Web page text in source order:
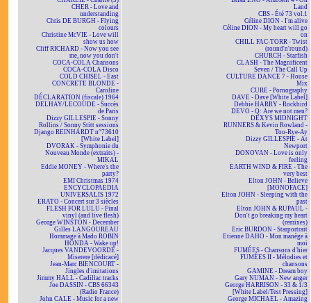
CHER - Love and
understanding
Chris DE BURGH - Flying
colours
Christine McVIE - Love will
show us how
Cliff RICHARD - Now you see
me, now you don't
COCA-COLA Chansons
COCA-COLA Disco
COLD CHISEL - East
CONCRETE BLONDE -
Caroline
DÉCLARATION (fiscale) 1964
DELHAY/LECOUDE - Succès
de Paris
Dizzy GILLESPIE - Sonny
Rollins / Sonny Stitt sessions
Django REINHARDT n°73610
[White Label]
DVORAK - Symphonie du
Nouveau Monde (extraits) -
MIKAL
Eddie MONEY - Where's the
party?
EMI Christmas 1974
ENCYCLOPAEDIA
UNIVERSALIS 1972
ERATO - Concert sur 3 siècles
FLESH FOR LULU - Final
vinyl (and live flesh)
George WINSTON - December
Gilles LANGOUREAU
Hommage à Mado ROBIN
HONDA - Wake up!
Jacques VANDEVOORDE -
Miserere [dédicacé]
Jean-Marc BIENCOURT -
Jingles d'imitations
Jimmy HALL - Cadillac tracks
Joe DASSIN - CBS 66343
(Radio France)
John CALE - Music for a new
Land
CBS - Été 73 vol.1
Céline DION - I'm alive
Céline DION - My heart will go
on
CHILL FAC-TORR - Twist
(round'n'round)
CHURCH - Starfish
CLASH - The Magnificent
Seven / The Call Up
CULTURE DANCE 7 - House
Mix
CURE - Pornography
DAVE - Dave [White Label]
Debbie HARRY - Rockbird
DEVO - Q: Are we not men?
DEXYS MIDNIGHT
RUNNERS & Kevin Rowland -
Too-Rye-Ay
Dizzy GILLESPIE - At
Newport
DONOVAN - Love is only
feeling
EARTH WIND & FIRE - The
very best
Elton JOHN - Believe
[MONOFACE]
Elton JOHN - Sleeping with the
past
Elton JOHN & RUPAUL -
Don't go breaking my heart
(remixes)
Eric BURDON - Starportrait
Etienne DAHO - Mon manège à
moi
FUMÉES - Chansons d'hier
FUMÉES II - Mélodies et
chansons
GAMINE - Dream boy
Gary NUMAN - New anger
George HARRISON - 33 & 1/3
[White Label/Test Pressing]
George MICHAEL - Amazing